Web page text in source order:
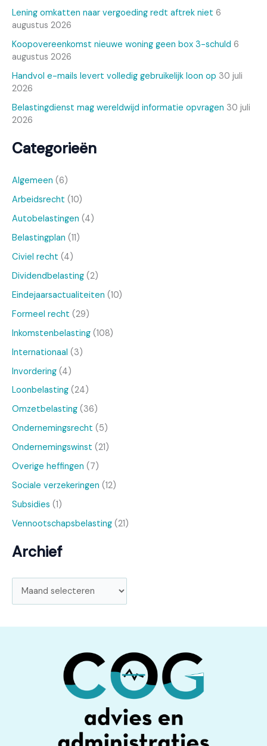
Lening omkatten naar vergoeding redt aftrek niet 6
augustus 2026
Koopovereenkomst nieuwe woning geen box 3-schuld 6
augustus 2026
Handvol e-mails levert volledig gebruikelijk loon op 30 juli
2026
Belastingdienst mag wereldwijd informatie opvragen 30 juli
2026
Categorieën
Algemeen (6)
Arbeidsrecht (10)
Autobelastingen (4)
Belastingplan (11)
Civiel recht (4)
Dividendbelasting (2)
Eindejaarsactualiteiten (10)
Formeel recht (29)
Inkomstenbelasting (108)
Internationaal (3)
Invordering (4)
Loonbelasting (24)
Omzetbelasting (36)
Ondernemingsrecht (5)
Ondernemingswinst (21)
Overige heffingen (7)
Sociale verzekeringen (12)
Subsidies (1)
Vennootschapsbelasting (21)
Archief